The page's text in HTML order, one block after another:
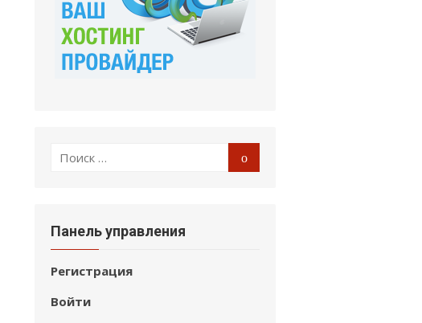
Поиск
Поиск
Панель управления
Регистрация
Войти